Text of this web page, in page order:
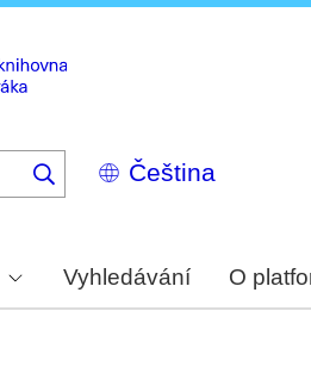
Select
your
Vyhledávání O